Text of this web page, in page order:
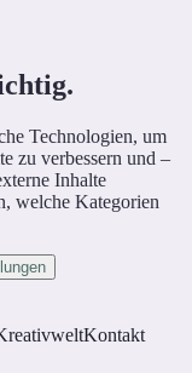
Technologien, um
zu verbessern und –
Inhalte
welche Kategorien
Kontakt